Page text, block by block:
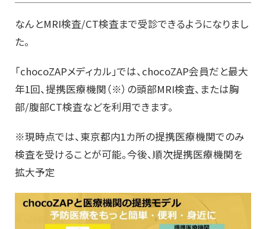
なんとMRI検査/CT検査まで受診できるようになりまし
た。
「chocoZAPメディカル」では、chocoZAP会員だと最大
年1回、提携医療機関（※）の頭部MRI検査、または胸
部/腹部CT検査などを利用できます。
※現時点では、東京都内1カ所の提携医療機関でのみ
検査を受けることが可能。今後、順次提携医療機関を
拡大予定